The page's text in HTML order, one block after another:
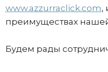
www.azzurraclick.com,
преимуществах
Будем рады